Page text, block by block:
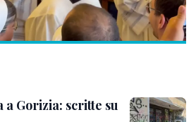
a Gorizia: scritte su